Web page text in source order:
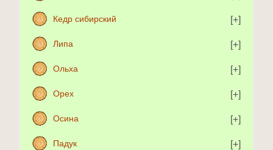
Кедр сибирский
Липа
Ольха
Орех
Осина
Падук